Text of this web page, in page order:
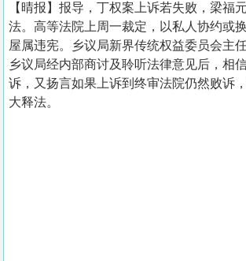
【晴报】报导，丁权案上诉若失败，梁福
法。高等法院上周一裁定，以私人协约或
屋属违宪。乡议局新界传统权益委员会主
乡议局经内部商讨及聆听法律意见后，相
诉，又扬言如果上诉到终审法院仍然败诉
大释法。